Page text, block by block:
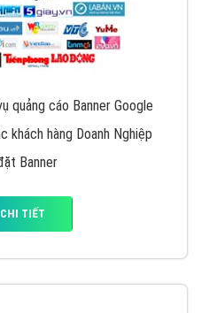
quảng cáo Banner Google
khách hàng Doanh Nghiệp
Banner
TIẾT